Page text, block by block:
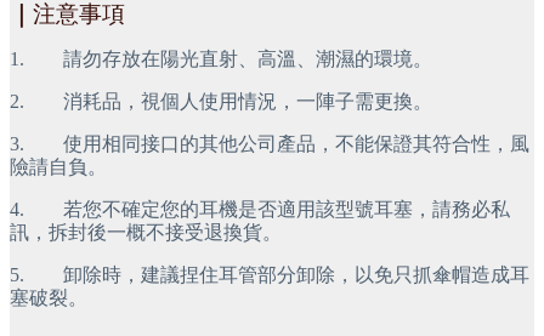
注意事項
1. 請勿存放在陽光直射、高溫、潮濕的環境。
2. 消耗品，視個人使用情況，一陣子需更換。
3. 使用相同接口的其他公司產品，不能保證其符合性，風
險請自負。
4. 若您不確定您的耳機是否適用該型號耳塞，請務必私
訊，拆封後一概不接受退換貨。
5. 卸除時，建議捏住耳管部分卸除，以免只抓傘帽造成耳
塞破裂。